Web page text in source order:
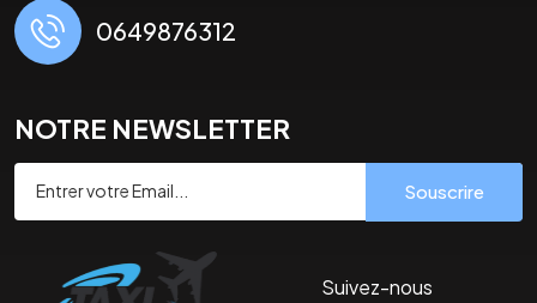
0649876312
NOTRE NEWSLETTER
Souscrire
Suivez-nous